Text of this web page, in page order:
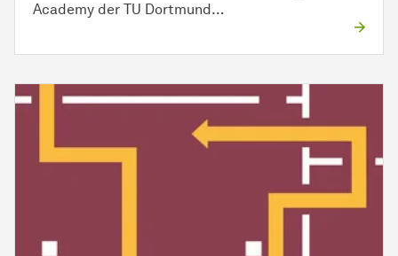
Academy der TU Dortmund…